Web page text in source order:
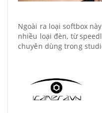
Ngoài ra loại softbox
nhiều loại đèn, từ
chuyên dùng trong